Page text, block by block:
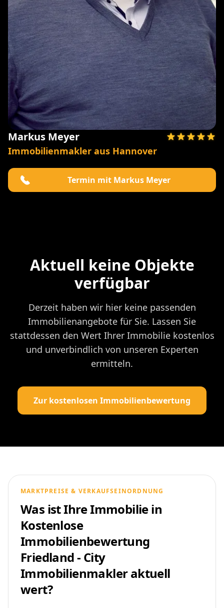
Markus Meyer
Immobilienmakler aus Hannover
Termin mit Markus Meyer
Aktuell keine Objekte
verfügbar
Derzeit haben wir hier keine passenden
Immobilienangebote für Sie. Lassen Sie
stattdessen den Wert Ihrer Immobilie kostenlos
und unverbindlich von unseren Experten
ermitteln.
Zur kostenlosen Immobilienbewertung
MARKTPREISE & VERKAUFSEINORDNUNG
Was ist Ihre Immobilie in
Kostenlose
Immobilienbewertung
Friedland - City
Immobilienmakler aktuell
wert?